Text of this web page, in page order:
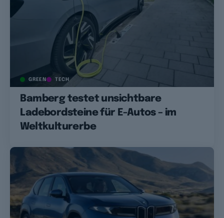
GREEN TECH
Bamberg testet unsichtbare
Ladebordsteine für E-Autos – im
Weltkulturerbe